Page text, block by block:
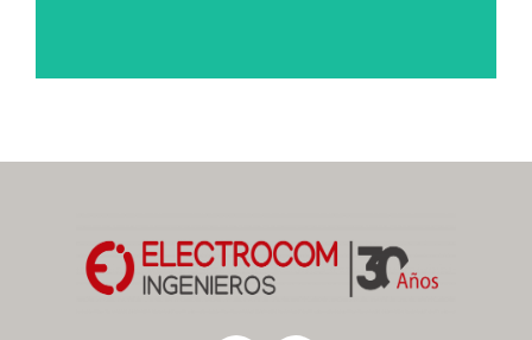
Puesta a Tierra
de soluciones técnicas.